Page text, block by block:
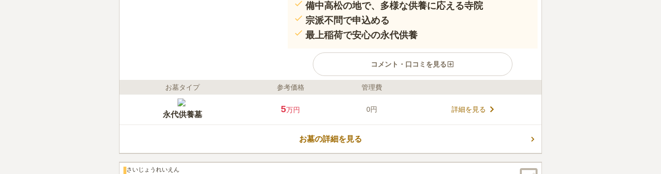
備中高松の地で、多様な供養に応える寺院
宗派不問で申込める
最上稲荷で安心の永代供養
コメント・口コミを見る
ライフドット編集部のコメント
持つ寺院で、信縁者の方々に永代供養を提供しています。 宗旨・宗
派を問わずご利用いただけ、春と秋のお彼岸、お盆には合同供養が
執り行われます。 最終的には日本三大稲荷の一つ・最上稲荷の永代
供養墓に合祀されるため、安心してお任せいただけます。遠方の方
もご相談可能で、歴史とともに心安らぐ供養をお届けいたします。
お墓タイプ 参考価格 管理費
永代供養墓
5万円 0円 詳細を見る
お墓の詳細を見る
さいじょうれいえん